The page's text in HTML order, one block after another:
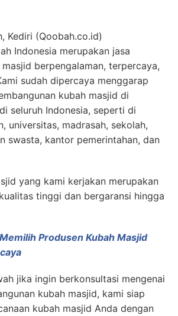
Kediri (Qoobah.co.id)
Indonesia merupakan jasa
berpengalaman, terpercaya,
sudah dipercaya menggarap
kubah masjid di
seluruh Indonesia, seperti di
universitas, madrasah, sekolah,
swasta, kantor pemerintahan, dan
yang kami kerjakan merupakan
tinggi dan bergaransi hingga
Produsen Kubah Masjid
jika ingin berkonsultasi mengenai
kubah masjid, kami siap
kubah masjid Anda dengan